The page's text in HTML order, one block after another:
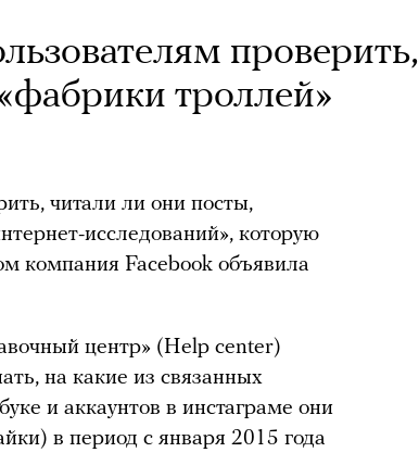
проверить,
троллей»
читали ли они посты,
исследований», которую
компания Facebook объявила
центр» (Help center)
на какие из связанных
и аккаунтов в инстаграме они
в период с января 2015 года